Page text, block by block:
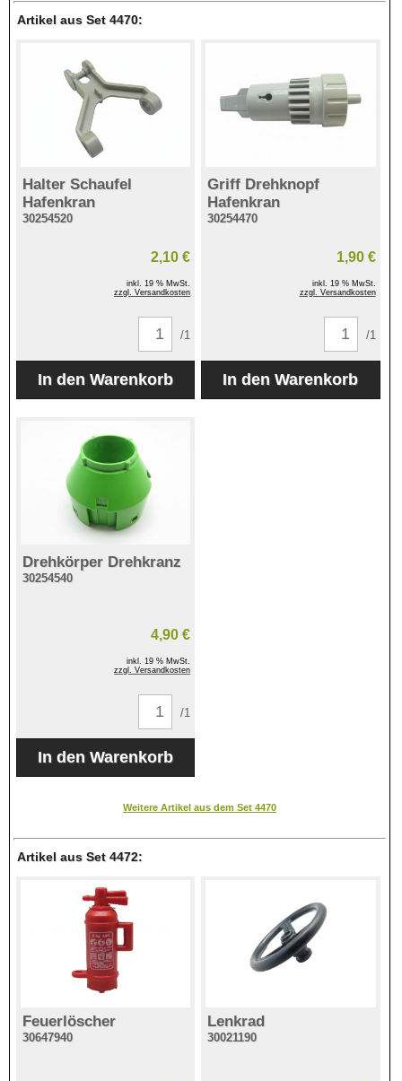
Artikel aus Set 4470:
Halter Schaufel
Hafenkran
30254520
2,10 €
inkl. 19 % MwSt.
zzgl. Versandkosten
/1
Griff Drehknopf
Hafenkran
30254470
1,90 €
inkl. 19 % MwSt.
zzgl. Versandkosten
/1
Drehkörper Drehkranz
30254540
4,90 €
inkl. 19 % MwSt.
zzgl. Versandkosten
/1
Weitere Artikel aus dem Set 4470
Artikel aus Set 4472:
Feuerlöscher
30647940
Lenkrad
30021190